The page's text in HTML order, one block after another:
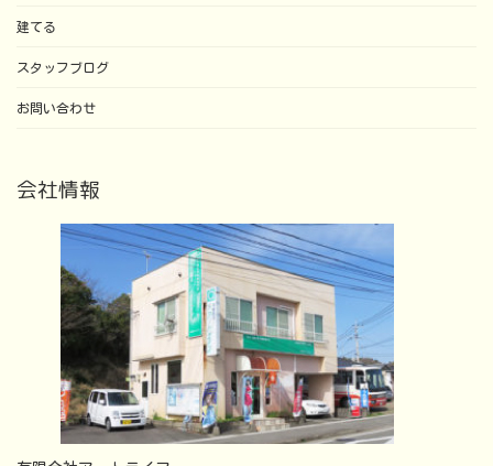
建てる
スタッフブログ
お問い合わせ
会社情報